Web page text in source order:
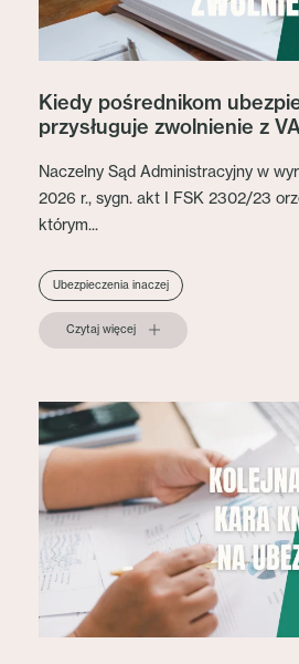
Kiedy pośrednikom
przysługuje zwolnienie z
Naczelny Sąd Administracyjny w
2026 r., sygn. akt I FSK 2302/23
którym...
Ubezpieczenia inaczej
Czytaj więcej